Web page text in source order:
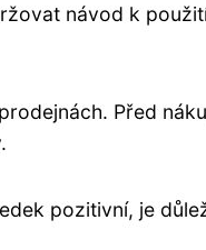
návod k
Před
pozitivní, je